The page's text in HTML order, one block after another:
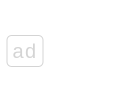
ad